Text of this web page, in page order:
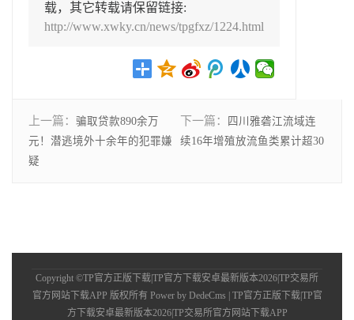
载，其它转载请保留链接:
http://www.xwky.cn/news/tpgfxz/1224.html
上一篇： 骗取贷款890余万
元！潜逃境外十余年的犯罪嫌
疑
下一篇：
四川雅砻江流域连
续16年增殖放流鱼类累计超30
Copyright ©TP官方正版下载|TP官方下载安卓最新版本2026|TP交易所
官方网站下载APP 版权所有 Power by DedeCms | TP官方正版下载|TP官
方下载安卓最新版本2026|TP交易所官方网站下载APP